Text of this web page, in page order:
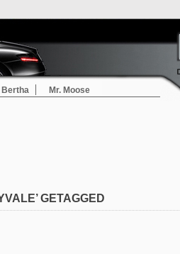
Bertha Mr. Moose
GETAGGED